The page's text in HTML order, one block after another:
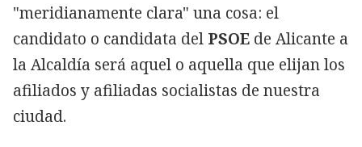
"meridianamente clara" una cosa: el
candidato o candidata del PSOE de Alicante a
la Alcaldía será aquel o aquella que elijan los
afiliados y afiliadas socialistas de nuestra
ciudad.